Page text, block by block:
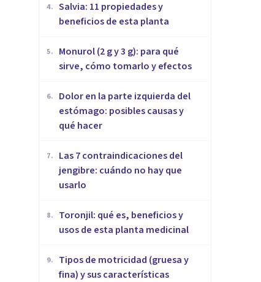
4. Salvia: 11 propiedades y
beneficios de esta planta
5.
Monurol (2 g y 3 g): para qué
sirve, cómo tomarlo y efectos
6.
Dolor en la parte izquierda del
estómago: posibles causas y
qué hacer
7.
Las 7 contraindicaciones del
jengibre: cuándo no hay que
usarlo
8.
Toronjil: qué es, beneficios y
usos de esta planta medicinal
9.
Tipos de motricidad (gruesa y
fina) y sus características